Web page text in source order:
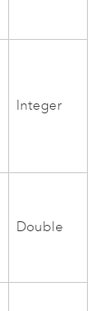
Integer
Double